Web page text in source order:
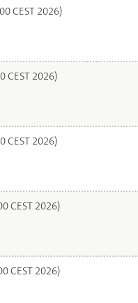
CEST 2026)
CEST 2026)
CEST 2026)
CEST 2026)
CEST 2026)